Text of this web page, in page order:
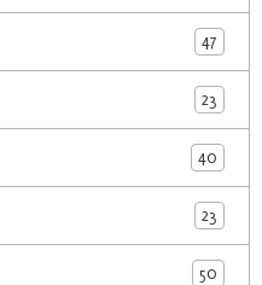
47
23
40
23
50